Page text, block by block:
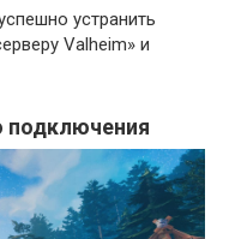
устранить
Valheim» и
подключения